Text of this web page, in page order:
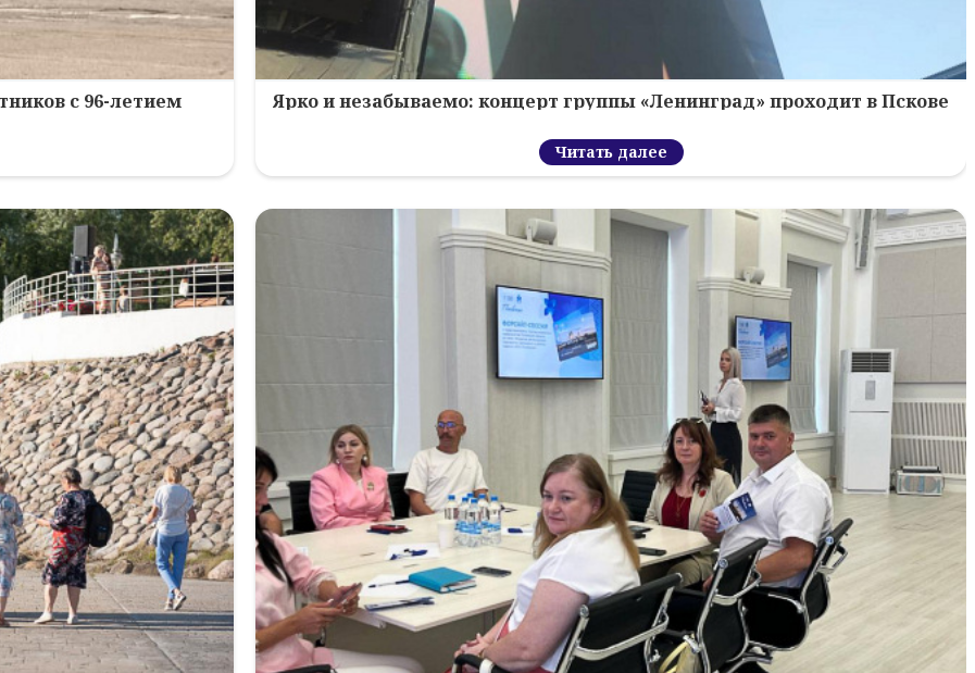
с 96-летием Ярко и незабываемо: концерт группы «Ленинград» проходит в Пскове
Читать далее